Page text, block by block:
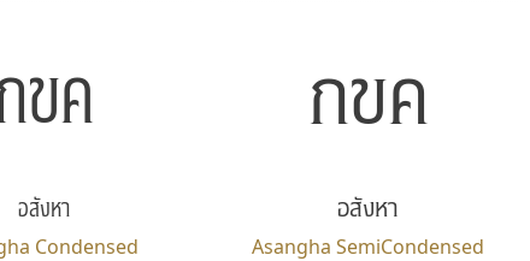
ขค
อสังหา
Condensed
กขค
อสังหา
Asangha SemiCondensed